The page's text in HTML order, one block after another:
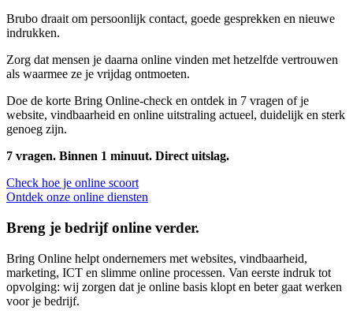
Brubo draait om persoonlijk contact, goede gesprekken en nieuwe
indrukken.
Zorg dat mensen je daarna online vinden met hetzelfde vertrouwen
als waarmee ze je vrijdag ontmoeten.
Doe de korte Bring Online-check en ontdek in 7 vragen of je
website, vindbaarheid en online uitstraling actueel, duidelijk en sterk
genoeg zijn.
7 vragen. Binnen 1 minuut. Direct uitslag.
Check hoe je online scoort
Ontdek onze online diensten
Breng je bedrijf online verder.
Bring Online helpt ondernemers met websites, vindbaarheid,
marketing, ICT en slimme online processen. Van eerste indruk tot
opvolging: wij zorgen dat je online basis klopt en beter gaat werken
voor je bedrijf.